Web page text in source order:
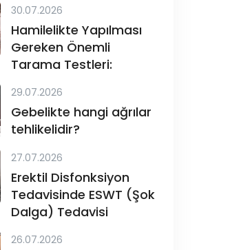
30.07.2026
Hamilelikte Yapılması
Gereken Önemli
Tarama Testleri:
29.07.2026
Gebelikte hangi ağrılar
tehlikelidir?
27.07.2026
Erektil Disfonksiyon
Tedavisinde ESWT (Şok
Dalga) Tedavisi
26.07.2026